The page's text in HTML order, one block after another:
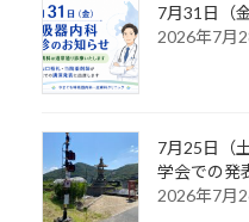
7月31日（
2026年7月
7月25日（
学会での発
2026年7月